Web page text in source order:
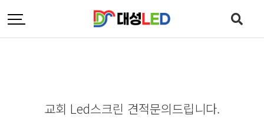
교회 Led스크린 견적문의드립니다.